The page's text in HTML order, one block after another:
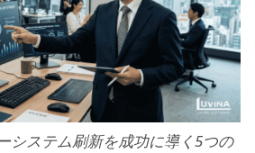
システム刷新を成功に導く5つの